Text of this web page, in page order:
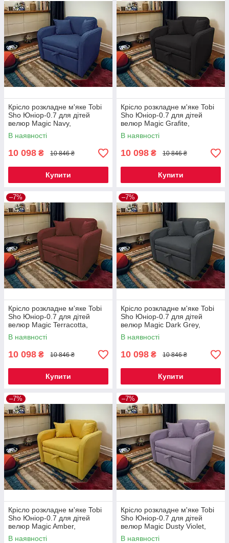
Крісло розкладне м'яке Tobi
Sho Юніор-0.7 для дітей
велюр Magic Navy,
880х800х800 мм
В наявності
10 098 ₴ 10 846 ₴
Купити
Крісло розкладне м'яке Tobi
Sho Юніор-0.7 для дітей
велюр Magic Grafite,
880х800х800 мм
В наявності
10 098 ₴ 10 846 ₴
Купити
–7%
Крісло розкладне м'яке Tobi
Sho Юніор-0.7 для дітей
велюр Magic Terracotta,
880х800х800 мм
В наявності
10 098 ₴ 10 846 ₴
Купити
–7%
Крісло розкладне м'яке Tobi
Sho Юніор-0.7 для дітей
велюр Magic Dark Grey,
880х800х800 мм
В наявності
10 098 ₴ 10 846 ₴
Купити
–7%
Крісло розкладне м'яке Tobi
Sho Юніор-0.7 для дітей
велюр Magic Amber,
880х800х800 мм
В наявності
–7%
Крісло розкладне м'яке Tobi
Sho Юніор-0.7 для дітей
велюр Magic Dusty Violet,
880х800х800 мм
В наявності